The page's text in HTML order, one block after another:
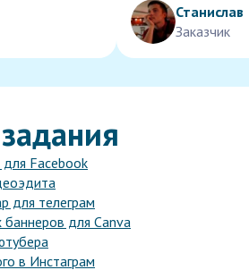
Станислав
Заказчик
Facebook
для телеграм
для Canva
в Инстаграм